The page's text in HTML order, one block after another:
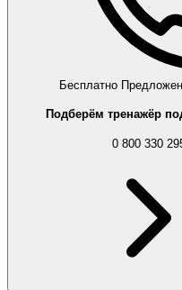
Бесплатно
Подберём тренажёр
0 800 330